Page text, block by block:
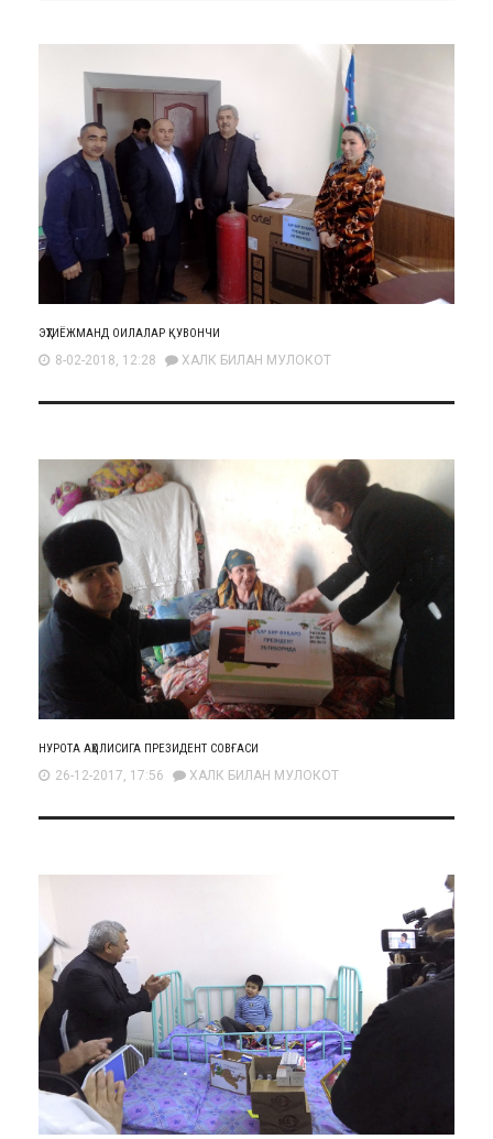
ЭҲТИЁЖМАНД ОИЛАЛАР ҚУВОНЧИ
8-02-2018, 12:28 ХАЛК БИЛАН МУЛОКОТ
НУРОТА АҲОЛИСИГА ПРЕЗИДЕНТ СОВҒАСИ
26-12-2017, 17:56 ХАЛК БИЛАН МУЛОКОТ